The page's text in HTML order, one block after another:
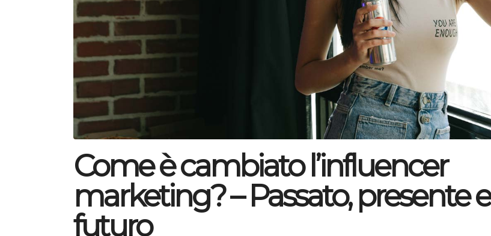
Come è cambiato l’influencer
marketing? – Passato, presente e
futuro